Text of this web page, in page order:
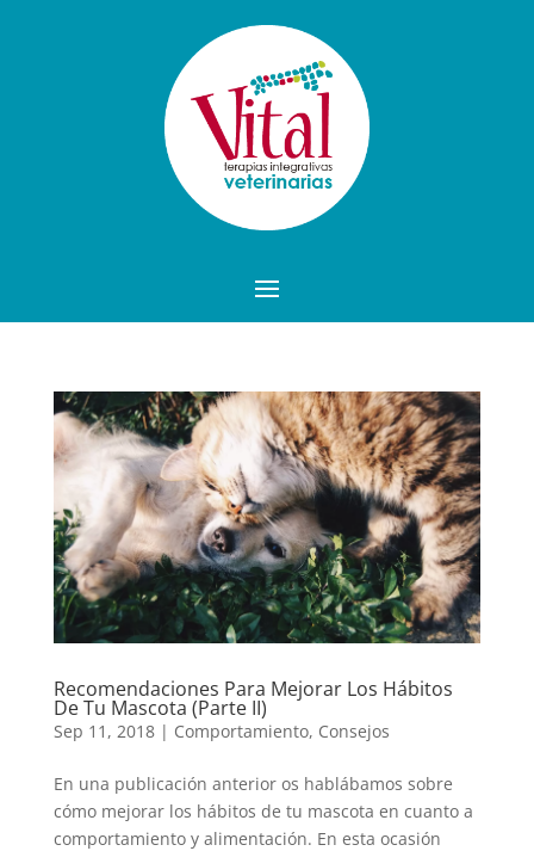
Recomendaciones Para Mejorar Los Hábitos
De Tu Mascota (Parte II)
Sep 11, 2018| Comportamiento, Consejos
En una publicación anterior os hablábamos sobre
cómo mejorar los hábitos de tu mascota en cuanto a
comportamiento y alimentación. En esta ocasión